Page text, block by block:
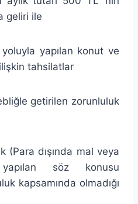
geliri ile
yapılan konut ve
tahsilatlar
getirilen zorunluluk
(Para dışında mal veya
söz konusu
kapsamında olmadığı